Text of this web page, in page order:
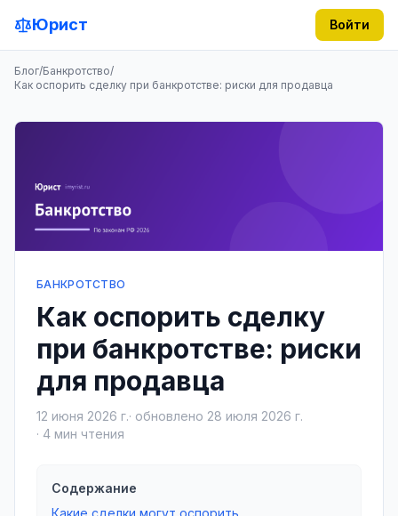
Юрист Войти
Блог/Банкротство/
Как оспорить сделку при банкротстве: риски для продавца
БАНКРОТСТВО
Как оспорить сделку
при банкротстве: риски
для продавца
12 июня 2026 г.· обновлено 28 июля 2026 г.
· 4 мин чтения
Содержание
Какие сделки могут оспорить